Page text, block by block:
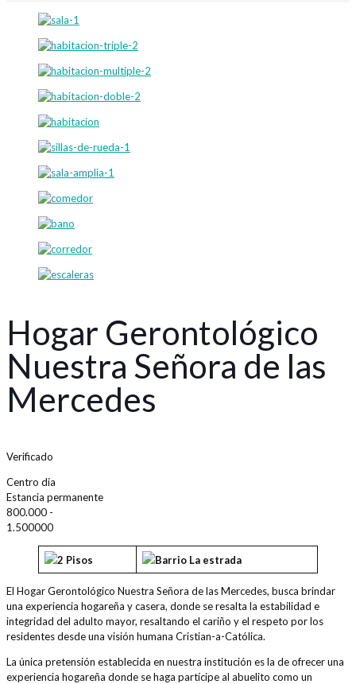
Hogar Gerontológico
Nuestra Señora de las
Mercedes
Verificado
Centro dia
Estancia permanente
800.000 -
1.500000
2 Pisos Barrio La estrada
El Hogar Gerontológico Nuestra Señora de las Mercedes, busca brindar
una experiencia hogareña y casera, donde se resalta la estabilidad e
integridad del adulto mayor, resaltando el cariño y el respeto por los
residentes desde una visión humana Cristian-a-Católica.
La única pretensión establecida en nuestra institución es la de ofrecer una
experiencia hogareña donde se haga partícipe al abuelito como un